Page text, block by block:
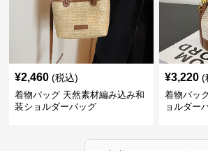
¥2,460 (税込)
着物バッグ 天然素材編み込み和
装ショルダーバッグ
¥3,220 (
着物バッ
ョルダー